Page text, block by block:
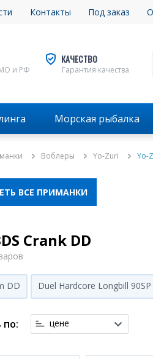
Контакты Под заказ
МО и РФ
КАЧЕСТВО
Гарантия качества
Морская рыбалка
Воблеры Yo-Zuri Yo-
ВСЕ ПРИМАНКИ
Crank DD
DD Duel Hardcore Longbill
по: цене